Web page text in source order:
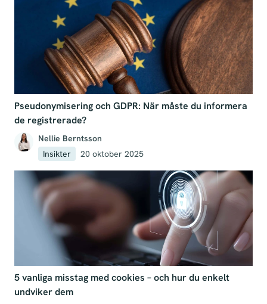
Pseudonymisering och GDPR: När måste du informera
de registrerade?
Nellie Berntsson
Insikter
20 oktober 2025
5 vanliga misstag med cookies – och hur du enkelt
undviker dem